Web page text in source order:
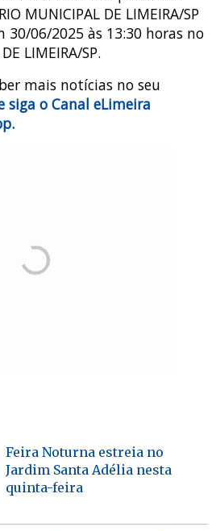
MUNICIPAL DE LIMEIRA/SP
06/2025 às 13:30 horas no
LIMEIRA/SP.
mais notícias no seu
siga o Canal eLimeira
Feira Noturna estreia no
Jardim Santa Adélia nesta
quinta-feira